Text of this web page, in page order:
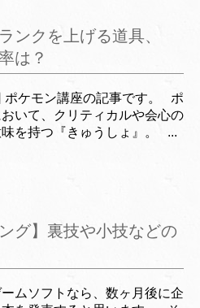
ンクを上げる道具、
は？
ポケモン講座の記事です。 ポ
いて、クリティカルや会心の
を持つ『きゅうしょ』。 ...
グ】裏技や小技などの
ムソフトなら、数ヶ月後に企